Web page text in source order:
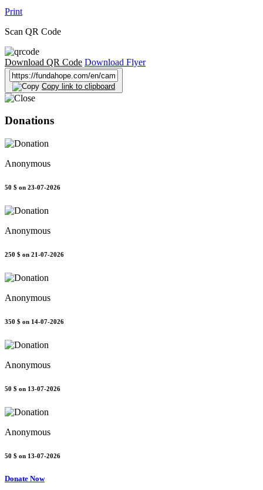
Print
Scan QR Code
Download QR Code Download Flyer
Copy link to clipboard
Donations
Anonymous
50 $ on 23-07-2026
Anonymous
250 $ on 21-07-2026
Anonymous
350 $ on 14-07-2026
Anonymous
50 $ on 13-07-2026
Anonymous
50 $ on 13-07-2026
Donate Now